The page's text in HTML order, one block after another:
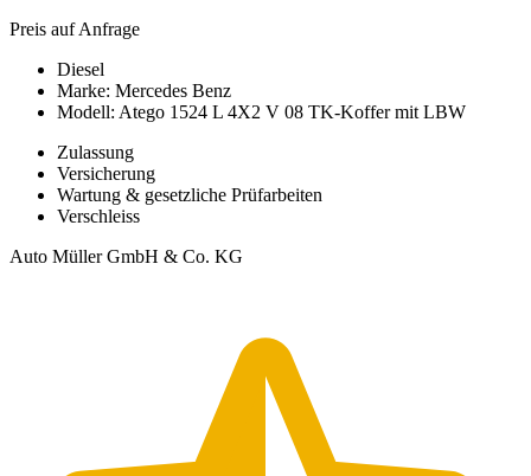
Preis auf Anfrage
Diesel
Marke: Mercedes Benz
Modell: Atego 1524 L 4X2 V 08 TK-Koffer mit LBW
Zulassung
Versicherung
Wartung & gesetzliche Prüfarbeiten
Verschleiss
Auto Müller GmbH & Co. KG